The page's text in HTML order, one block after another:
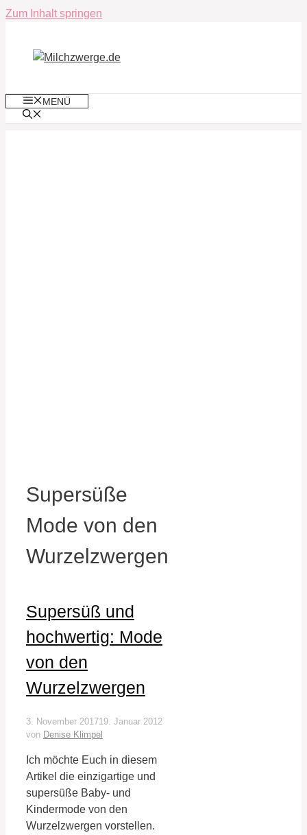
Zum Inhalt springen
MENÜ
Supersüße
Mode von den
Wurzelzwergen
Supersüß und
hochwertig: Mode
von den
Wurzelzwergen
3. November 201719. Januar 2012
von Denise Klimpel
Ich möchte Euch in diesem
Artikel die einzigartige und
supersüße Baby- und
Kindermode von den
Wurzelzwergen vorstellen.